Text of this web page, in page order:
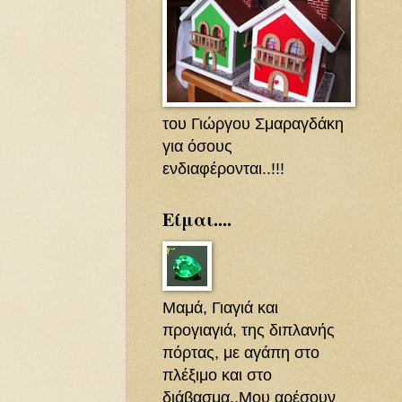
του Γιώργου Σμαραγδάκη
για όσους
ενδιαφέρονται..!!!
Είμαι....
Μαμά, Γιαγιά και
προγιαγιά, της διπλανής
πόρτας, με αγάπη στο
πλέξιμο και στο
διάβασμα..Μου αρέσουν